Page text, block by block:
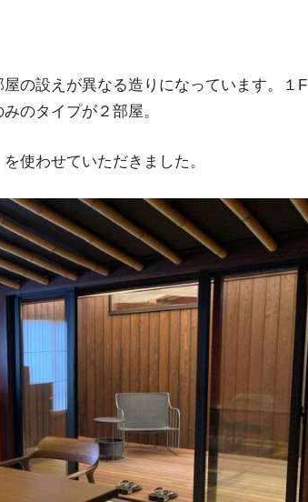
の設えが異なる造りになっています。１F
のタイプが２部屋。
使わせていただきました。